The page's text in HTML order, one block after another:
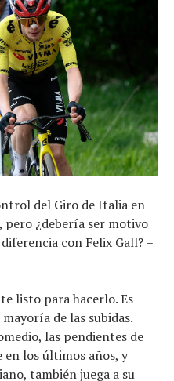
del Giro de Italia en
pero ¿debería ser motivo
con Felix Gall? –
listo para hacerlo. Es
de las subidas.
las pendientes de
en los últimos años, y
también juega a su